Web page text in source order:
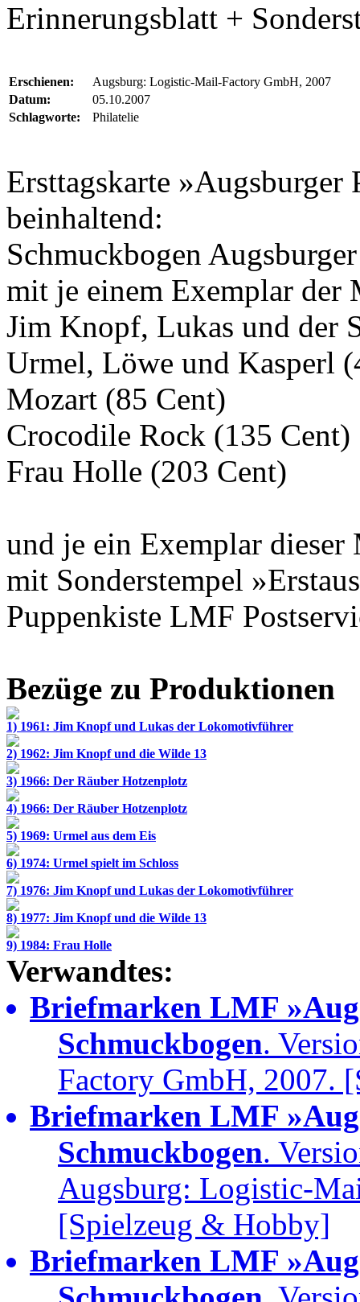
Erinnerungsblatt +
Erschienen:
Augsburg: Logistic-Mail-Factory GmbH, 2007
Datum:
05.10.2007
Schlagworte:
Philatelie
Ersttagskarte
beinhaltend:
Schmuckbogen
mit je einem Exemplar der
Jim Knopf, Lukas und der
Urmel, Löwe und Kasperl
Mozart (85 Cent)
Crocodile Rock (135 Cent)
Frau Holle (203 Cent)
und je ein Exemplar dieser
mit Sonderstempel
Puppenkiste LMF
Bezüge zu Produktionen
1) 1961: Jim Knopf und Lukas der Lokomotivführer
2) 1962: Jim Knopf und die Wilde 13
3) 1966: Der Räuber Hotzenplotz
4) 1966: Der Räuber Hotzenplotz
5) 1969: Urmel aus dem Eis
6) 1974: Urmel spielt im Schloss
7) 1976: Jim Knopf und Lukas der Lokomotivführer
8) 1977: Jim Knopf und die Wilde 13
9) 1984: Frau Holle
Verwandtes:
Briefmarken LMF
Schmuckbogen.
Factory GmbH, 2007.
Briefmarken LMF
Schmuckbogen.
Augsburg: Logistic-
[Spielzeug & Hobby]
Briefmarken LMF